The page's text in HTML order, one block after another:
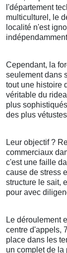
l'département
multiculturel, le
localité n'est
Cependant, la
seulement dans
tout une histoire
véritable du
plus
des plus
Leur objectif ?
commerciaux
c'est une faille
cause de stress
structure le sait,
pour avec
Le déroulement
centre d'appels,
place dans les
un complet de la